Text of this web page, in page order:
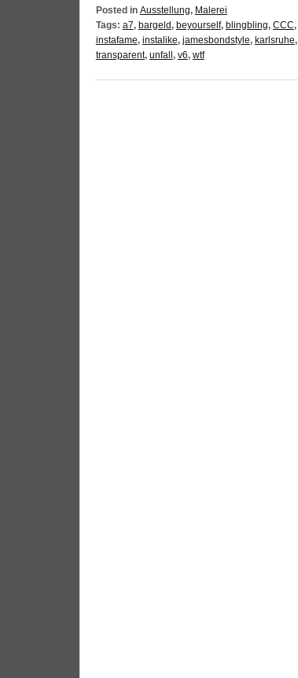
Posted in Ausstellung, Malerei
Tags: a7, bargeld, beyourself, blingbling, CCC,
instafame, instalike, jamesbondstyle, karlsruhe,
transparent, unfall , v6, wtf